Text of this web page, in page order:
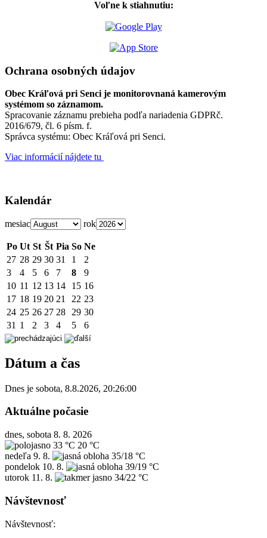
Voľne k stiahnutiu:
Ochrana osobných údajov
Obec Kráľová pri Senci je monitorovnaná kamerovým
systémom so záznamom.
Spracovanie záznamu prebieha podľa nariadenia GDPRč.
2016/679, čl. 6 písm. f.
Správca systému: Obec Kráľová pri Senci.
Viac informácií nájdete tu
Kalendár
mesiac rok
Po Ut St Št Pia So Ne
27 28 29 30 31 1
2
3
4 5 6 7 8
9
10 11 12 13 14 15 16
17 18 19 20 21 22 23
24 25 26 27 28 29 30
31 1 2 3 4 5 6
Dátum a čas
Dnes je sobota, 8.8.2026, 20:26:00
Aktuálne počasie
dnes, sobota 8. 8. 2026
33 °C 20 °C
nedeľa 9. 8.
35/18 °C
pondelok 10. 8.
39/19 °C
utorok 11. 8. 34/22 °C
Návštevnosť
Návštevnosť: